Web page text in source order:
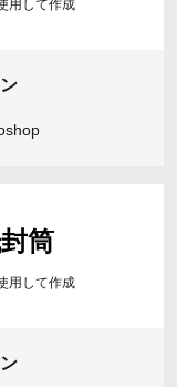
用して作成
筒
用して作成